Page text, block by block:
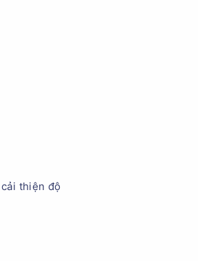
thiện độ